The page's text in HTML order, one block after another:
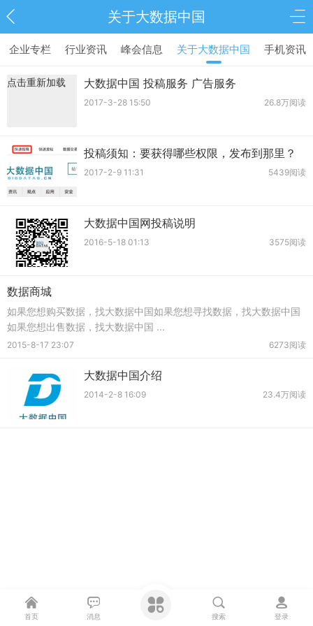
关于大数据中国
企业专栏 行业资讯 峰会信息 关于大数据中国 手机资讯
点击重新加载 大数据中国 投稿服务 广告服务
2017-3-28 15:50 26.8万阅读
投稿须知：要获得哪些权限，发布到那里？
2017-2-9 11:31 5439阅读
大数据中国网投稿说明
2016-5-18 01:13 3575阅读
数据商城
如果您想购买数据，找大数据中国如果您想寻找数据，找大数据中国
如果您想出售数据，找大数据中国 ...
2015-8-17 23:07 6273阅读
大数据中国介绍
2014-2-8 16:09 23.4万阅读
首页 消息 搜索 登录